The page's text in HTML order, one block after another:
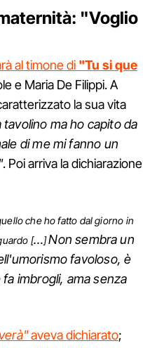
"Voglio
al timone di "Tu si que
e Maria De Filippi. A
la sua vita
ma ho capito da
di me mi fanno un
. Poi arriva la dichiarazione
che ho fatto dal giorno in
[…]Non sembra un
favoloso, è
imbrogli, ama senza
aveva dichiarato;